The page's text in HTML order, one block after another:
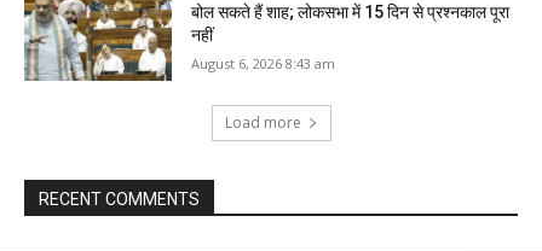
बोल सकते हैं शाह; लोकसभा में 15 दिन से प्रश्नकाल पूरा
नहीं
August 6, 2026 8:43 am
Load more
RECENT COMMENTS